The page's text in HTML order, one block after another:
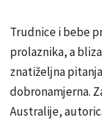
Trudnice i bebe
prolaznika, a
znatiželjna
dobronamjerna.
Australije,